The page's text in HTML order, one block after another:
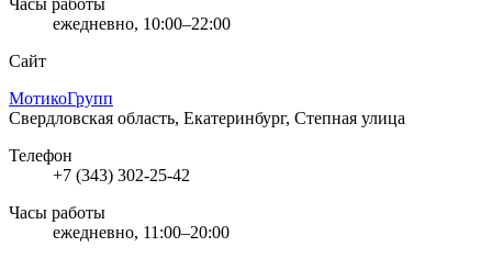
ежедневно, 10:00–22:00
Сайт
МотикоГрупп
Свердловская область, Екатеринбург, Степная улица
Телефон
+7 (343) 302-25-42
Часы работы
ежедневно, 11:00–20:00